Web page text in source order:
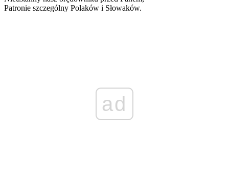
Patronie szczególny Polaków i Słowaków.
ad